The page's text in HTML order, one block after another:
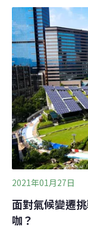
城，應積極調整
45%」，保障未
小、電廠少 議員
議員苗博雅結合
（2020）年發布
「宜居永續城市
在本屆會期付委
2021年01月27日
面對氣候變遷
咖？